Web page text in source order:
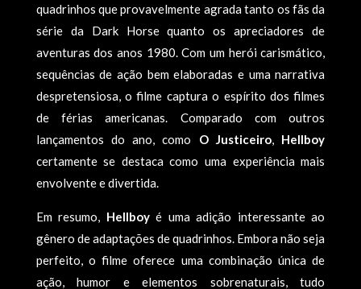
quadrinhos que provavelmente agrada tanto os fãs da
série da Dark Horse quanto os apreciadores de
aventuras dos anos 1980. Com um herói carismático,
sequências de ação bem elaboradas e uma narrativa
despretensiosa, o filme captura o espírito dos filmes
de férias americanas. Comparado com outros
lançamentos do ano, como O Justiceiro, Hellboy
certamente se destaca como uma experiência mais
envolvente e divertida.
Em resumo, Hellboyé uma adição interessante ao
gênero de adaptações de quadrinhos. Embora não seja
perfeito, o filme oferece uma combinação única de
ação, humor e elementos sobrenaturais, tudo